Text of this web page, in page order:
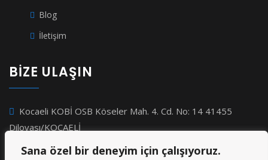
Sana özel bir deneyim için çalışıyoruz.
Blog
İletişim
BİZE ULAŞIN
Kocaeli KOBİ OSB Köseler Mah. 4. Cd. No: 14 41455
Dilovası/KOCAELİ
+90 262 244 46 68